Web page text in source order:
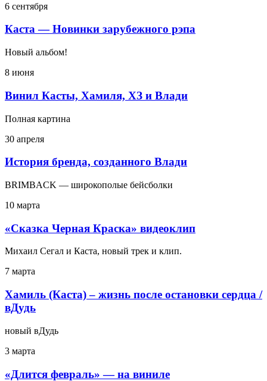
6 сентября
Каста — Новинки зарубежного рэпа
Новый альбом!
8 июня
Винил Касты, Хамиля, ХЗ и Влади
Полная картина
30 апреля
История бренда, созданного Влади
BRIMBACK — широкополые бейсболки
10 марта
«Сказка Черная Краска» видеоклип
Михаил Сегал и Каста, новый трек и клип.
7 марта
Хамиль (Каста) – жизнь после остановки сердца /
вДудь
новый вДудь
3 марта
«Длится февраль» — на виниле